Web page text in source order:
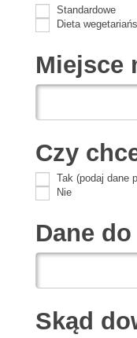
Standardowe
Dieta
Miejsce
Czy
Tak (podaj dane
Nie
Dane
Skąd